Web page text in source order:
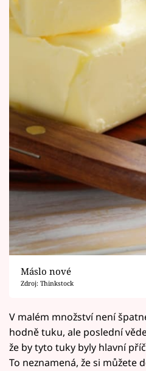
Máslo nové
Zdroj: Thinkstock
V malém množství není
hodně tuku, ale poslední
že by tyto tuky byly hlavní
To neznamená, že si můžete